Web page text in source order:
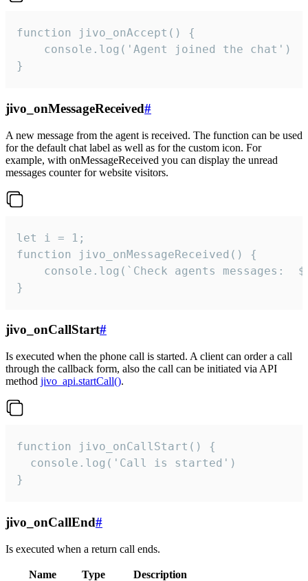
function jivo_onAccept() {
}
jivo_onMessageReceived#
A new message from the agent is received. The function can be used
for the default chat label as well as for the custom icon. For
example, with onMessageReceived you can display the unread
messages counter for website visitors.
let i = 1;
function jivo_onMessageReceived() {
}
jivo_onCallStart#
Is executed when the phone call is started. A client can order a call
through the callback form, also the call can be initiated via API
method jivo_api.startCall().
function jivo_onCallStart() {
  console.log('Call is started')
}
jivo_onCallEnd#
Is executed when a return call ends.
Name Type
Description